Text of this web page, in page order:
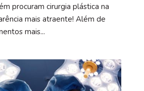
procuram cirurgia plástica na
mais atraente! Além de
mais...